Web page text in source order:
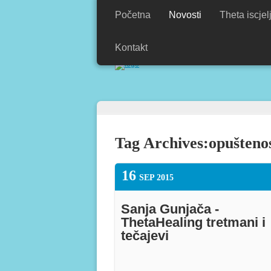
Početna Novosti Theta
Kontakt
Tag Archives:
16 SEP 2015
Sanja Gunjača -
ThetaHealing tretmani i
tečajevi